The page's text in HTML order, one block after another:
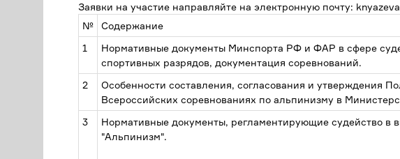
Заявки на участие направляйте на электронную почту:
№
Содержание
1
Нормативные документы Минспорта РФ и ФАР в сфере
спортивных разрядов, документация соревнований.
2
Особенности составления, согласования и утверждения
Всероссийских соревнованиях по альпинизму в
3
Нормативные документы, регламентирующие судейство в
"Альпинизм".